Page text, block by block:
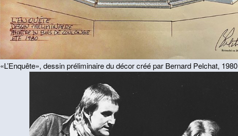
«L’Enquête», dessin préliminaire du décor créé par Bernard Pelchat, 1980